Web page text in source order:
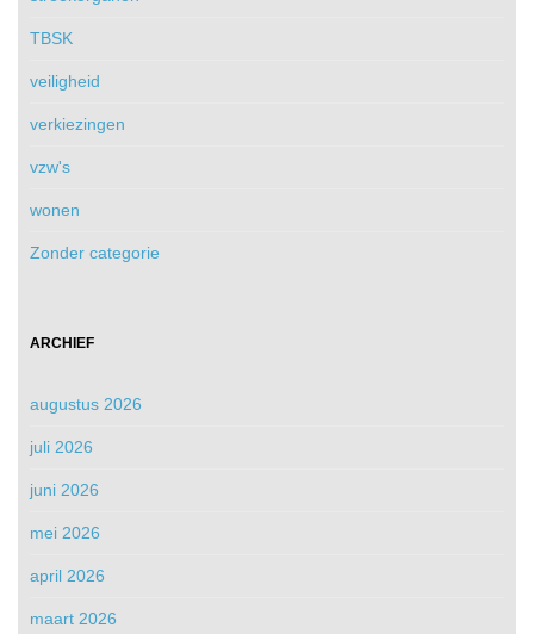
TBSK
veiligheid
verkiezingen
vzw's
wonen
Zonder categorie
ARCHIEF
augustus 2026
juli 2026
juni 2026
mei 2026
april 2026
maart 2026